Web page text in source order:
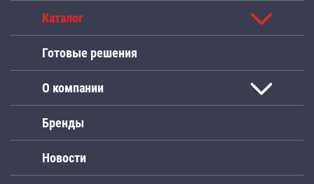
Каталог
Готовые решения
О компании
Бренды
Новости